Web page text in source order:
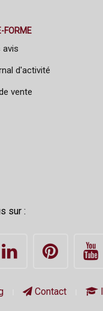
FORME
avis
d'activité
vente
sur :
Contact